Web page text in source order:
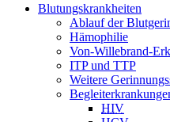
Blutungskrankheiten
Ablauf der
Hämophilie
Von-Willebrand-
ITP und TTP
Weitere
HIV